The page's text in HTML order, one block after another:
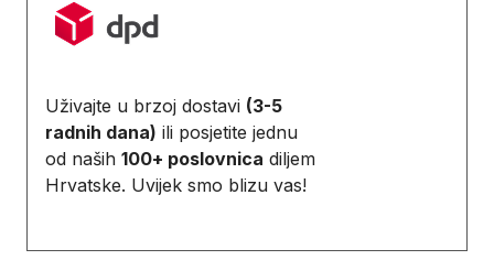
Uživajte u brzoj dostavi (3-5
radnih dana) ili posjetite jednu
od naših 100+ poslovnica diljem
Hrvatske. Uvijek smo blizu vas!